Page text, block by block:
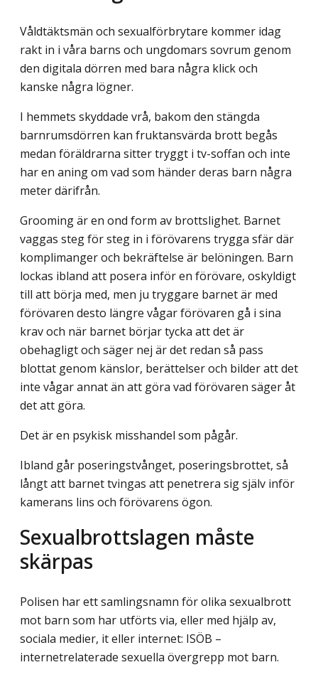
Våldtäktsmän och sexualförbrytare kommer idag
rakt in i våra barns och ungdomars sovrum genom
den digitala dörren med bara några klick och
kanske några lögner.
I hemmets skyddade vrå, bakom den stängda
barnrumsdörren kan fruktansvärda brott begås
medan föräldrarna sitter tryggt i tv-soffan och inte
har en aning om vad som händer deras barn några
meter därifrån.
Grooming är en ond form av brottslighet. Barnet
vaggas steg för steg in i förövarens trygga sfär där
komplimanger och bekräftelse är belöningen. Barn
lockas ibland att posera inför en förövare, oskyldigt
till att börja med, men ju tryggare barnet är med
förövaren desto längre vågar förövaren gå i sina
krav och när barnet börjar tycka att det är
obehagligt och säger nej är det redan så pass
blottat genom känslor, berättelser och bilder att det
inte vågar annat än att göra vad förövaren säger åt
det att göra.
Det är en psykisk misshandel som pågår.
Ibland går poseringstvånget, poseringsbrottet, så
långt att barnet tvingas att penetrera sig själv inför
kamerans lins och förövarens ögon.
Sexualbrottslagen måste
skärpas
Polisen har ett samlingsnamn för olika sexualbrott
mot barn som har utförts via, eller med hjälp av,
sociala medier, it eller internet: ISÖB –
internetrelaterade sexuella över­grepp mot barn.